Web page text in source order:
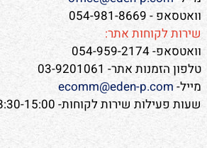
וואטסאפ - 054-981-8669
שירות לקוחות אתר:
וואטסאפ- 054-959-2174
טלפון הזמנות אתר- 03-9201061
מייל- ecomm@eden-p.com
שעות פעילות שירות לקוחות- 8:30-15:00